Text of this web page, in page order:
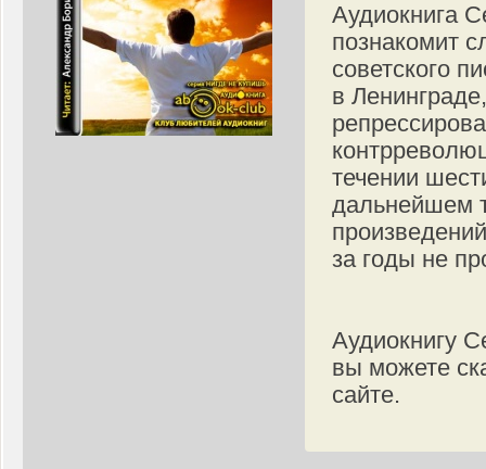
Аудиокнига
познакомит
советского
в
течении
дальнейшем
за годы не
Аудиокнигу
вы можете
сайте.